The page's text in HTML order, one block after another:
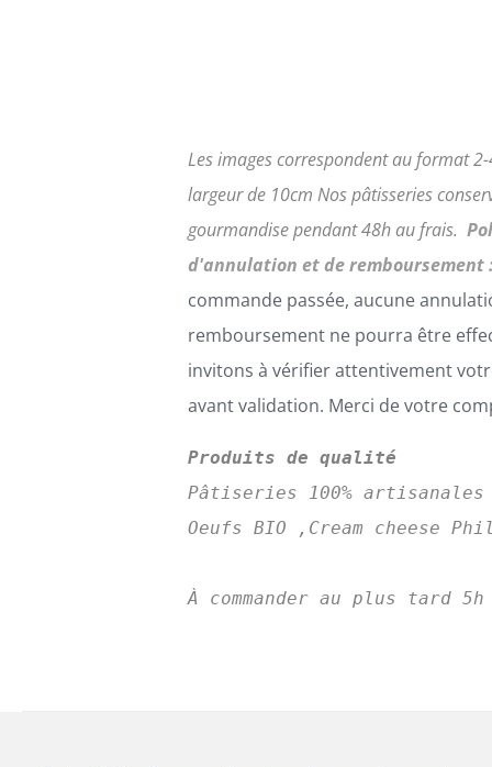
Les images correspondent au format
largeur de 10cm Nos pâtisseries
gourmandise pendant 48h au frais.
d'annulation et de remboursement
commande passée, aucune
remboursement ne pourra être
invitons à vérifier attentivement
avant validation. Merci de votre
Produits de qualité
Pâtiseries 100% artisanales
Oeufs BIO ,Cream cheese